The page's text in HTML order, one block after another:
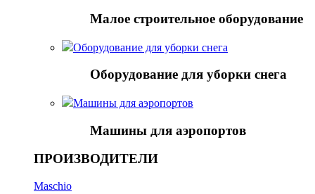
Малое строительное оборудование
Оборудование для уборки снега
Оборудование для уборки снега
Mашины для аэропортов
Mашины для аэропортов
ПРОИЗВОДИТЕЛИ
Maschio